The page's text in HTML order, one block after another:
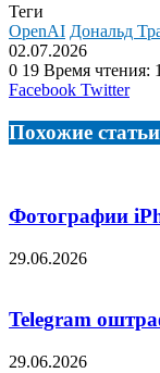
Теги
OpenAI Дональд
02.07.2026
0 19 Время чтения:
Facebook TwitterViber
Line
Похожие статьи
Фотографии
29.06.2026
Telegram
29.06.2026